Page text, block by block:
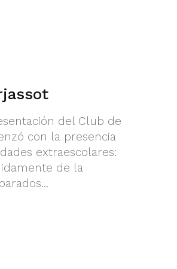
del Club de
con la presencia
extraescolares:
de la